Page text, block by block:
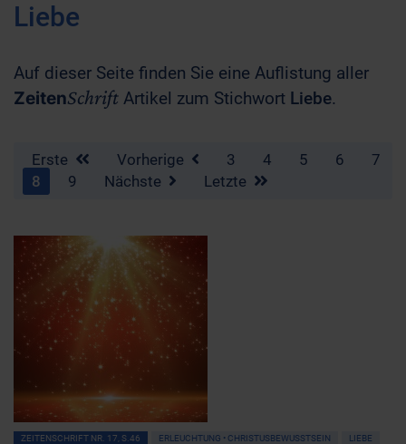
Liebe
Auf dieser Seite finden Sie eine Auflistung aller
ZeitenSchrift Artikel zum Stichwort Liebe.
Erste Vorherige 3 4 5 6
7
8
9 Nächste Letzte
ZEITENSCHRIFT NR. 17, S.46 ERLEUCHTUNG • CHRISTUSBEWUSSTSEIN
LIEBE